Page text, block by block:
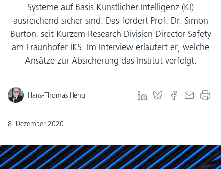
Systeme auf Basis Künstlicher Intelligenz (KI)
ausreichend sicher sind. Das fordert Prof. Dr. Simon
Burton, seit Kurzem Research Division Director Safety
am Fraunhofer IKS. Im Interview erläutert er, welche
Ansätze zur Absicherung das Institut verfolgt.
Hans-Thomas Hengl
8. Dezember 2020